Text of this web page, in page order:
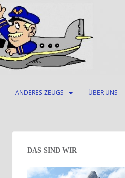
ANDERES ZEUGS ÜBER UNS
DAS SIND WIR